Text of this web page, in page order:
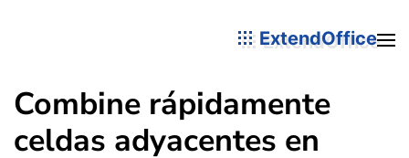
ExtendOffice
Combine rápidamente
celdas adyacentes en